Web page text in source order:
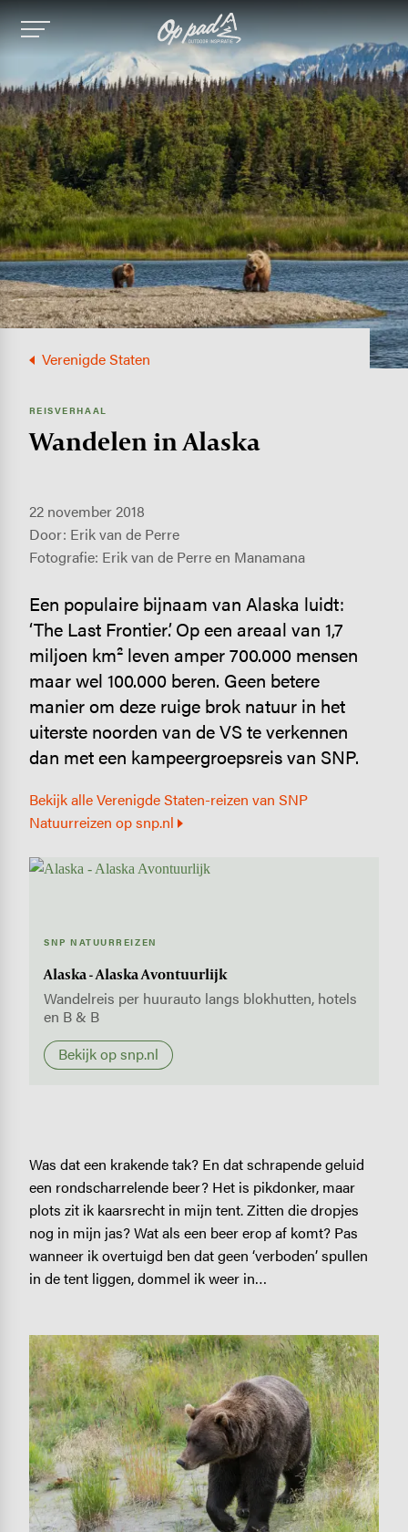
Image
Verenigde Staten
REISVERHAAL
Wandelen in Alaska
22 november 2018
Door: Erik van de Perre
Fotografie: Erik van de Perre en Manamana
SNP NATUURREIZEN
Alaska - Alaska Avontuurlijk
Wandelreis per huurauto langs blokhutten, hotels
en B & B
Bekijk op snp.nl
Een populaire bijnaam van Alaska luidt:
‘The Last Frontier’. Op een areaal van 1,7
miljoen km² leven amper 700.000 mensen
maar wel 100.000 beren. Geen betere
manier om deze ruige brok natuur in het
uiterste noorden van de VS te verkennen
dan met een kampeergroepsreis van SNP.
Bekijk alle Verenigde Staten-reizen van SNP
Natuurreizen op snp.nl
Was dat een krakende tak? En dat schrapende geluid
een rondscharrelende beer? Het is pikdonker, maar
plots zit ik kaarsrecht in mijn tent. Zitten die dropjes
nog in mijn jas? Wat als een beer erop af komt? Pas
wanneer ik overtuigd ben dat geen ‘verboden’ spullen
in de tent liggen, dommel ik weer in…
Image